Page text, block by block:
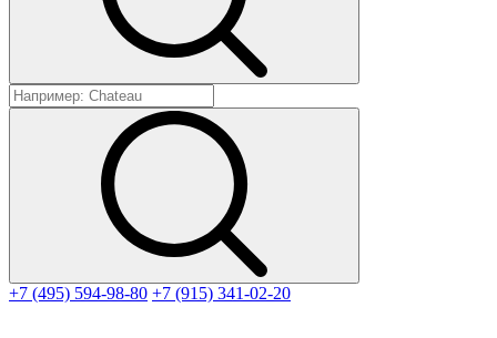
+7 (495) 594-98-80 +7 (915) 341-02-20